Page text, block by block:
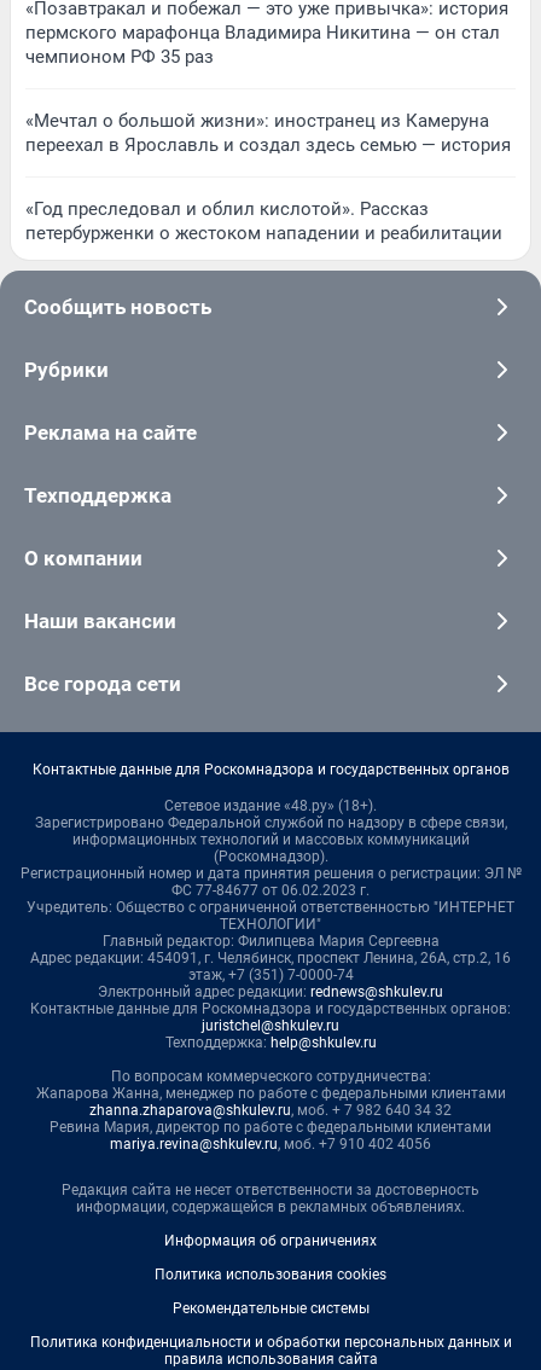
«Позавтракал и побежал — это уже привычка»: история
пермского марафонца Владимира Никитина — он стал
чемпионом РФ 35 раз
«Мечтал о большой жизни»: иностранец из Камеруна
переехал в Ярославль и создал здесь семью — история
«Год преследовал и облил кислотой». Рассказ
петербурженки о жестоком нападении и реабилитации
Сообщить новость
Рубрики
Реклама на сайте
Техподдержка
О компании
Наши вакансии
Все города сети
Контактные данные для Роскомнадзора и государственных органов
Сетевое издание «48.ру» (18+).
Зарегистрировано Федеральной службой по надзору в сфере связи,
информационных технологий и массовых коммуникаций
(Роскомнадзор).
Регистрационный номер и дата принятия решения о регистрации: ЭЛ №
ФС 77-84677 от 06.02.2023 г.
Учредитель: Общество с ограниченной ответственностью "ИНТЕРНЕТ
ТЕХНОЛОГИИ"
Главный редактор: Филипцева Мария Сергеевна
Адрес редакции: 454091, г. Челябинск, проспект Ленина, 26А, стр.2, 16
этаж, +7 (351) 7-0000-74
Электронный адрес редакции: rednews@shkulev.ru
Контактные данные для Роскомнадзора и государственных органов:
juristchel@shkulev.ru
Техподдержка: help@shkulev.ru
По вопросам коммерческого сотрудничества:
Жапарова Жанна, менеджер по работе с федеральными клиентами
zhanna.zhaparova@shkulev.ru, моб. + 7 982 640 34 32
Ревина Мария, директор по работе с федеральными клиентами
mariya.revina@shkulev.ru, моб. +7 910 402 4056
Редакция сайта не несет ответственности за достоверность
информации, содержащейся в рекламных объявлениях.
Информация об ограничениях
Политика использования cookies
Рекомендательные системы
Политика конфиденциальности и обработки персональных данных и
правила использования сайта